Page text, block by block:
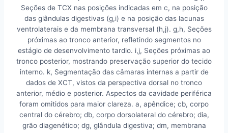
Seções de TCX nas posições indicadas em c, na posição
das glândulas digestivas (g,i) e na posição das lacunas
ventrolaterais e da membrana transversal (h,j). g,h, Seções
próximas ao tronco anterior, refletindo segmentos no
estágio de desenvolvimento tardio. i,j, Seções próximas ao
tronco posterior, mostrando preservação superior do tecido
interno. k, Segmentação das câmaras internas a partir de
dados de XCT, vistos da perspectiva dorsal no tronco
anterior, médio e posterior. Aspectos da cavidade periférica
foram omitidos para maior clareza. a, apêndice; cb, corpo
central do cérebro; db, corpo dorsolateral do cérebro; dia,
grão diagenético; dg, glândula digestiva; dm, membrana